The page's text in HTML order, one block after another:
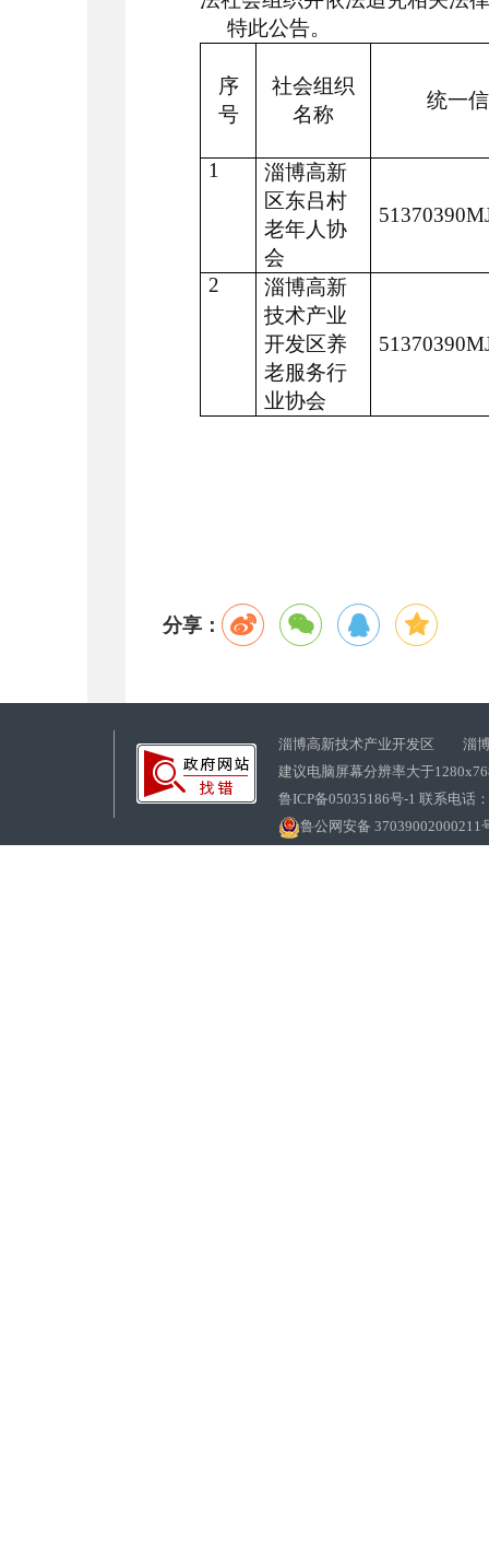
特此公告。
序
号
社会组织
名称
统一
1
淄博高新
区东吕村
老年人协
会
2
淄博高新
技术产业
开发区养
老服务行
业协会
分享：
淄博高新技术产业开发区 淄博
建议电脑屏幕分辨率大于
鲁ICP备05035186号-1 联系电话
鲁公网安备 37039002000211